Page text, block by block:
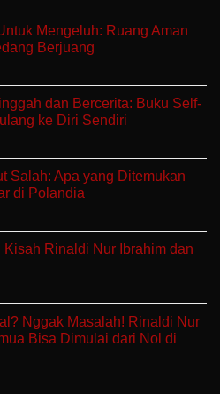
Mengeluh: Ruang Aman
Berjuang
dan Bercerita: Buku Self-
ke Diri Sendiri
Salah: Apa yang Ditemukan
di Polandia
Kisah Rinaldi Nur Ibrahim dan
Nggak Masalah! Rinaldi Nur
Bisa Dimulai dari Nol di